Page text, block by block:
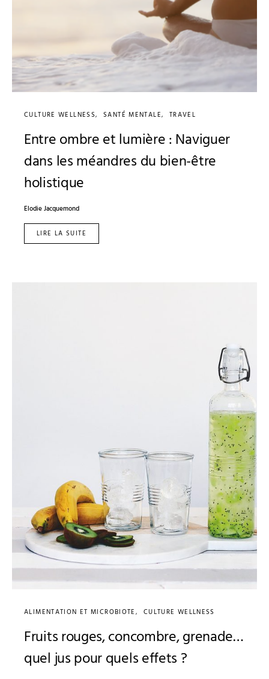
CULTURE WELLNESS SANTÉ MENTALE TRAVEL
Entre ombre et lumière : Naviguer
dans les méandres du bien-être
holistique
Elodie Jacquemond
LIRE LA SUITE
ALIMENTATION ET MICROBIOTE CULTURE WELLNESS
Fruits rouges, concombre, grenade…
quel jus pour quels effets ?